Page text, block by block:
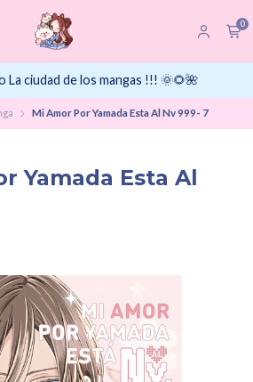
0
La ciudad de los mangas !!! 🌞🌻🌺
Mi Amor Por Yamada Esta Al Nv 999- 7
Yamada Esta Al